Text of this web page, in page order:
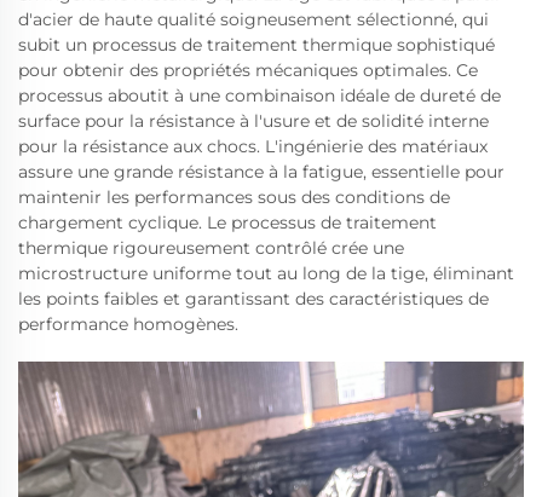
d'acier de haute qualité soigneusement sélectionné, qui
subit un processus de traitement thermique sophistiqué
pour obtenir des propriétés mécaniques optimales. Ce
processus aboutit à une combinaison idéale de dureté de
surface pour la résistance à l'usure et de solidité interne
pour la résistance aux chocs. L'ingénierie des matériaux
assure une grande résistance à la fatigue, essentielle pour
maintenir les performances sous des conditions de
chargement cyclique. Le processus de traitement
thermique rigoureusement contrôlé crée une
microstructure uniforme tout au long de la tige, éliminant
les points faibles et garantissant des caractéristiques de
performance homogènes.